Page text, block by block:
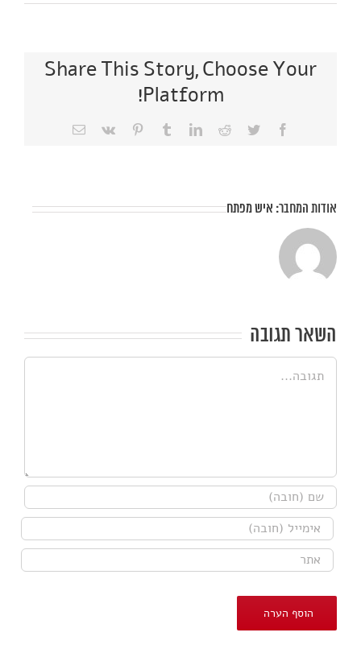
Share This Story, Choose Your
Platform!
Facebook
Twitter
Reddit
LinkedIn
Tumblr
Pinterest
Vk
כתובת
אודות המחבר: איש מפתח
השאר תגובה
הערה